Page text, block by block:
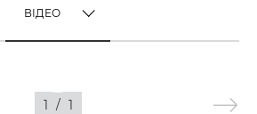
ВІДЕО
1 / 1